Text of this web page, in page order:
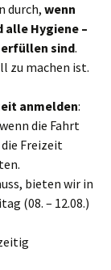
durch, wenn
Hygiene –
sind.
zu machen ist.
anmelden:
die Fahrt
Freizeit
bieten wir in
(08. – 12.08.)